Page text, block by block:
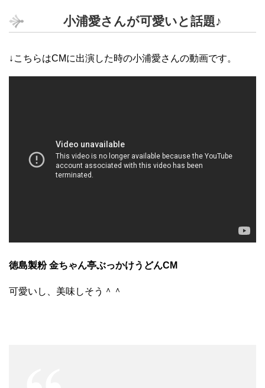
小浦愛さんが可愛いと話題♪
↓こちらはCMに出演した時の小浦愛さんの動画です。
徳島製粉 金ちゃん亭ぶっかけうどんCM
可愛いし、美味しそう＾＾